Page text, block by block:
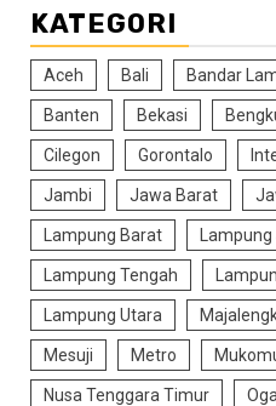
KATEGORI
Aceh Bali Bandar
Banten Bekasi
Cilegon Gorontalo
Jambi Jawa Barat
Lampung Barat
Lampung Tengah
Lampung Utara
Mesuji Metro
Nusa Tenggara Timur